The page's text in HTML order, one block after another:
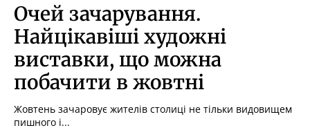
Очей зачарування.
Найцікавіші художні
виставки, що можна
побачити в жовтні
Жовтень зачаровує жителів столиці не тільки видовищем
пишного і...